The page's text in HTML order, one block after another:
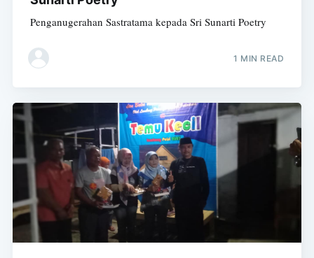
Penganugerahan Sastratama kepada Sri Sunarti Poetry
1 MIN READ